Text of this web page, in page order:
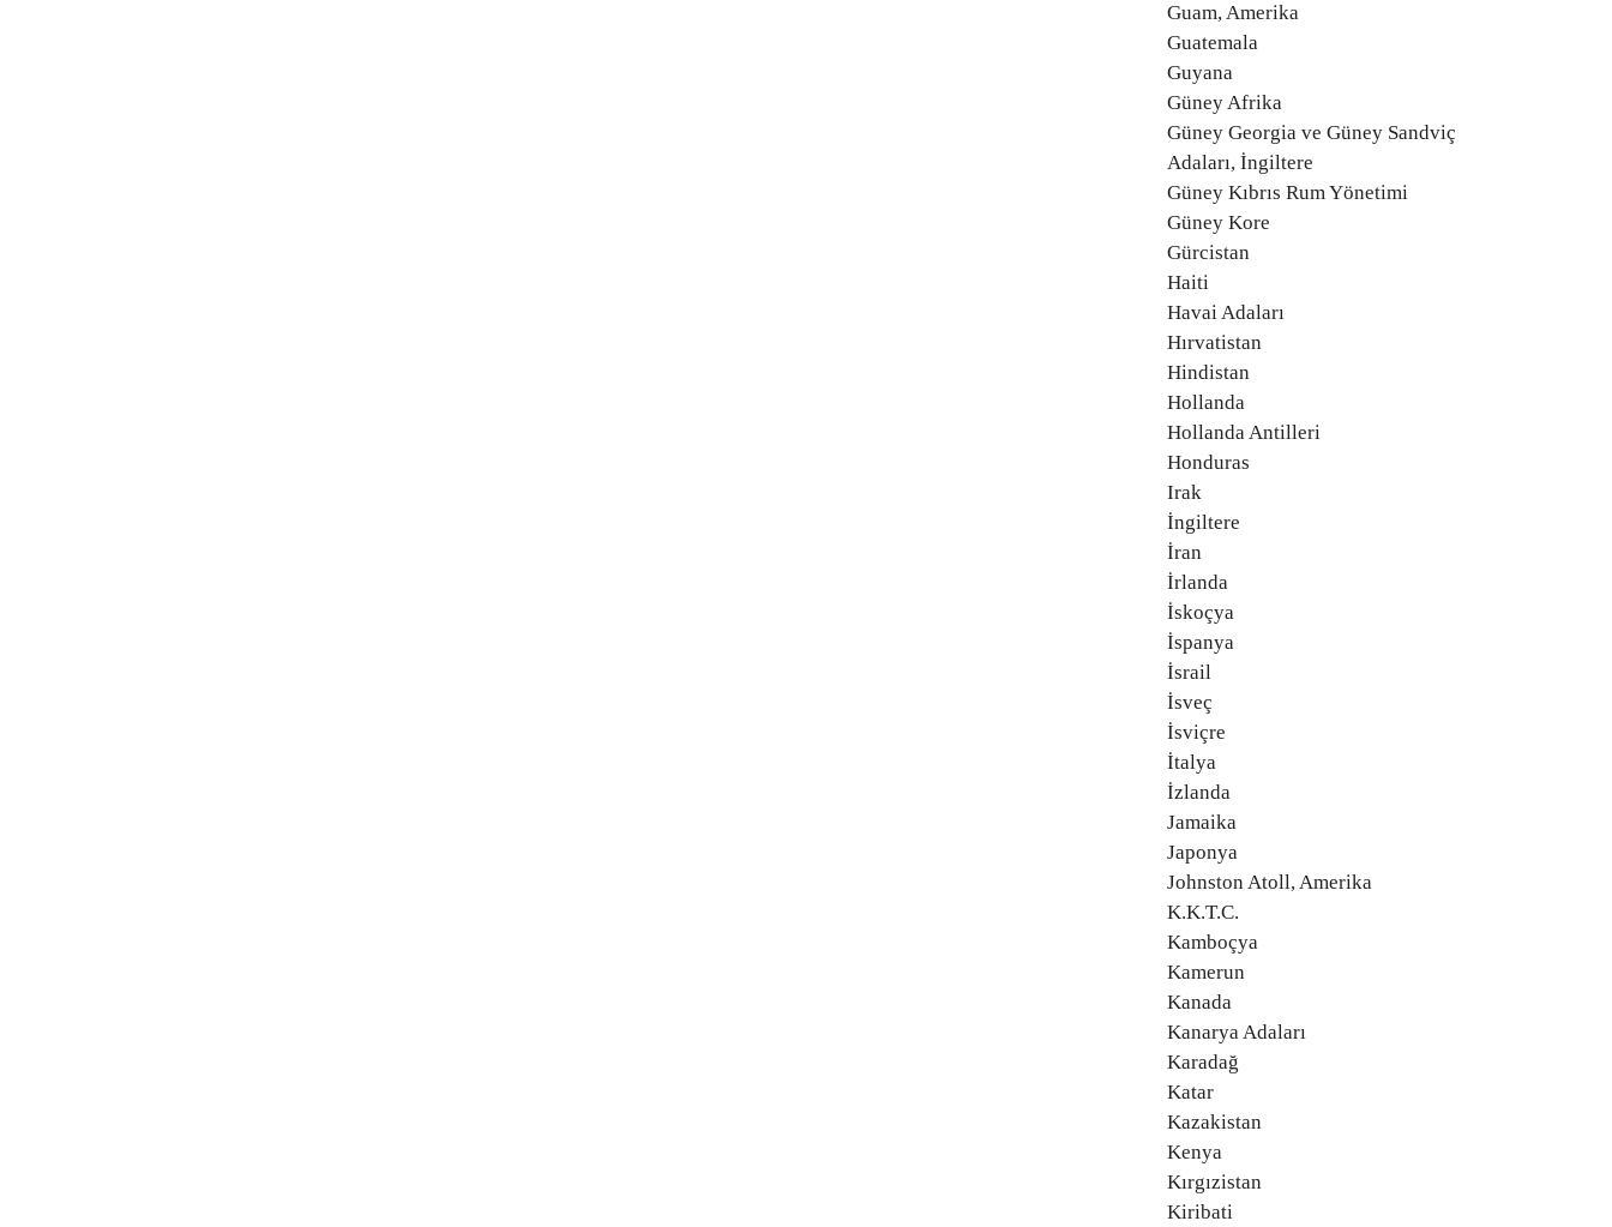
Guam, Amerika
Guatemala
Guyana
Güney Afrika
Güney Georgia ve Güney Sandviç
Adaları, İngiltere
Güney Kıbrıs Rum Yönetimi
Güney Kore
Gürcistan
Haiti
Havai Adaları
Hırvatistan
Hindistan
Hollanda
Hollanda Antilleri
Honduras
Irak
İngiltere
İran
İrlanda
İskoçya
İspanya
İsrail
İsveç
İsviçre
İtalya
İzlanda
Jamaika
Japonya
Johnston Atoll, Amerika
K.K.T.C.
Kamboçya
Kamerun
Kanada
Kanarya Adaları
Karadağ
Katar
Kazakistan
Kenya
Kırgızistan
Kiribati